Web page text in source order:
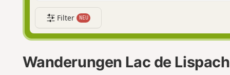
Filter NEU
Wanderungen Lac de Lispach